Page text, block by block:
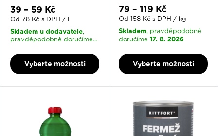
Slevová cena
39 – 59 Kč
Od 78 Kč s DPH / l
Skladem u dodavatele,
pravděpodobně doručíme
Vyberte možnosti
Slevová cena
79 – 119 Kč
Od 158 Kč s DPH / kg
Skladem, pravděpodobně
doručíme 17. 8. 2026
Vyberte možnosti